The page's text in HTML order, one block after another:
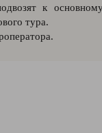
к
тура.